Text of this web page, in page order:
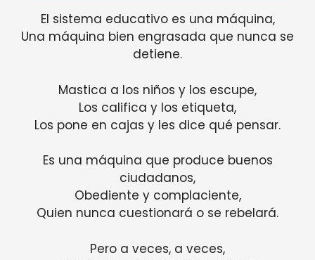
El sistema educativo es una máquina,
Una máquina bien engrasada que nunca se
detiene.
Mastica a los niños y los escupe,
Los califica y los etiqueta,
Los pone en cajas y les dice qué pensar.
Es una máquina que produce buenos
ciudadanos,
Obediente y complaciente,
Quien nunca cuestionará o se rebelará.
Pero a veces, a veces,